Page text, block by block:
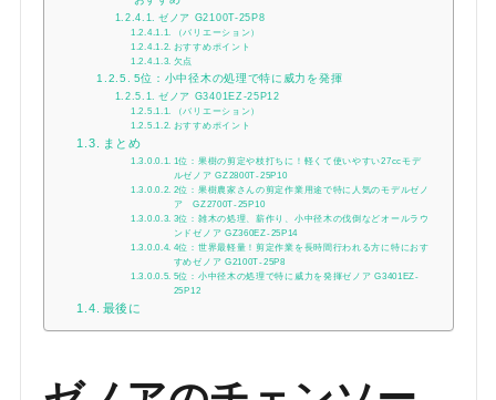
ゼノア G2100T-25P8
（バリエーション）
おすすめポイント
欠点
5位：小中径木の処理で特に威力を発揮
ゼノア G3401EZ-25P12
（バリエーション）
おすすめポイント
まとめ
1位：果樹の剪定や枝打ちに！軽くて使いやすい27ccモデ
ルゼノア GZ2800T-25P10
2位：果樹農家さんの剪定作業用途で特に人気のモデルゼノ
ア GZ2700T-25P10
3位：雑木の処理、薪作り、小中径木の伐倒などオールラウ
ンドゼノア GZ360EZ-25P14
4位：世界最軽量！剪定作業を長時間行われる方に特におす
すめゼノア G2100T-25P8
5位：小中径木の処理で特に威力を発揮ゼノア G3401EZ-
25P12
最後に